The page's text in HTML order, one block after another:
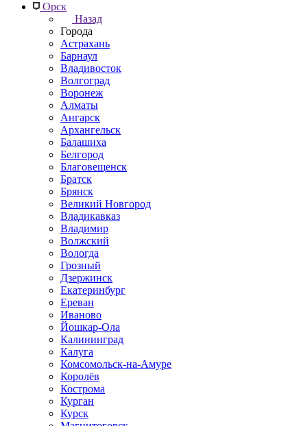
Орск
Назад
Города
Астрахань
Барнаул
Владивосток
Волгоград
Воронеж
Алматы
Ангарск
Архангельск
Балашиха
Белгород
Благовещенск
Братск
Брянск
Великий Новгород
Владикавказ
Владимир
Волжский
Вологда
Грозный
Дзержинск
Екатеринбург
Ереван
Иваново
Йошкар-Ола
Калининград
Калуга
Комсомольск-на-Амуре
Королёв
Кострома
Курган
Курск